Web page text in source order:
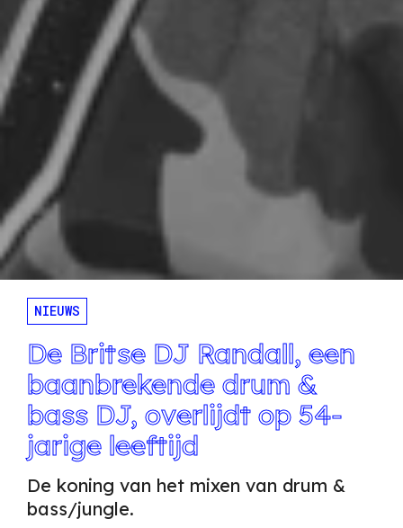
NIEUWS
De Britse DJ Randall, een
baanbrekende drum &
bass DJ, overlijdt op 54-
jarige leeftijd
De koning van het mixen van drum &
bass/jungle.